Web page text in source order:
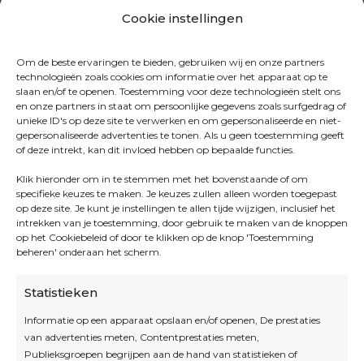
Cookie instellingen
Om de beste ervaringen te bieden, gebruiken wij en onze partners
technologieën zoals cookies om informatie over het apparaat op te
slaan en/of te openen. Toestemming voor deze technologieën stelt ons
en onze partners in staat om persoonlijke gegevens zoals surfgedrag of
unieke ID's op deze site te verwerken en om gepersonaliseerde en niet-
gepersonaliseerde advertenties te tonen. Als u geen toestemming geeft
of deze intrekt, kan dit invloed hebben op bepaalde functies.
Klik hieronder om in te stemmen met het bovenstaande of om
specifieke keuzes te maken. Je keuzes zullen alleen worden toegepast
op deze site. Je kunt je instellingen te allen tijde wijzigen, inclusief het
intrekken van je toestemming, door gebruik te maken van de knoppen
op het Cookiebeleid of door te klikken op de knop 'Toestemming
beheren' onderaan het scherm.
Statistieken
Informatie op een apparaat opslaan en/of openen, De prestaties
van advertenties meten, Contentprestaties meten,
Publieksgroepen begrijpen aan de hand van statistieken of
Openingsuren